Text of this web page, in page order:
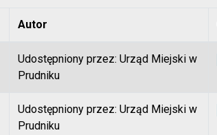
Autor
Udostępniony przez: Urząd Miejski w
Prudniku
Udostępniony przez: Urząd Miejski w
Prudniku